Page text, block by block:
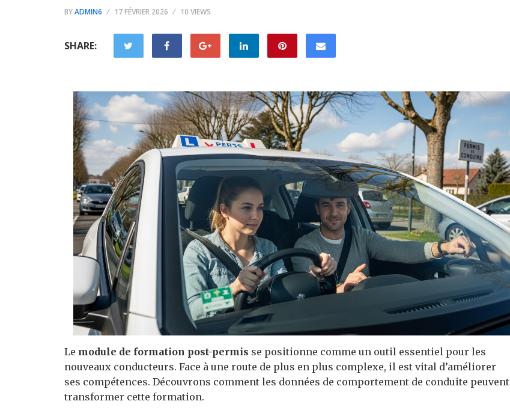
BYADMIN6 17 FÉVRIER 2026 10 VIEWS
SHARE:
Le module de formation post-permis se positionne comme un outil essentiel pour les
nouveaux conducteurs. Face à une route de plus en plus complexe, il est vital d’améliorer
ses compétences. Découvrons comment les données de comportement de conduite peuvent
transformer cette formation.